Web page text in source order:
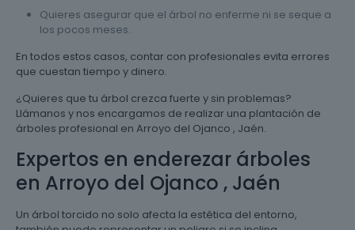
Quieres asegurar que el árbol no enferme ni se seque a
los pocos meses.
En todos estos casos, contar con profesionales evita errores
que cuestan tiempo y dinero.
¿Quieres que tu árbol crezca fuerte y sin problemas?
Llámanos y nos encargamos de realizar una plantación de
árboles profesional en Arroyo del Ojanco , Jaén.
Expertos en enderezar árboles
en Arroyo del Ojanco , Jaén
Un árbol torcido no solo afecta la estética del entorno,